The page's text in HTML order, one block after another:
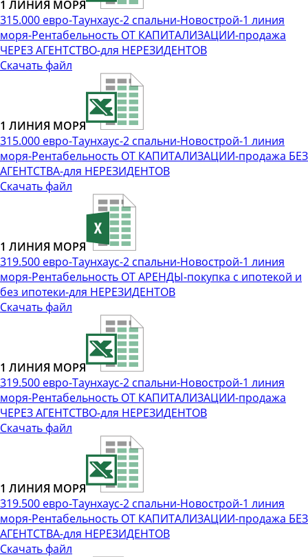
1 ЛИНИЯ МОРЯ
315.000 евро-Таунхаус-2 спальни-Новострой-1 линия
моря-Рентабельность ОТ КАПИТАЛИЗАЦИИ-продажа
ЧЕРЕЗ АГЕНТСТВО-для НЕРЕЗИДЕНТОВ
Скачать файл
1 ЛИНИЯ МОРЯ
315.000 евро-Таунхаус-2 спальни-Новострой-1 линия
моря-Рентабельность ОТ КАПИТАЛИЗАЦИИ-продажа БЕЗ
АГЕНТСТВА-для НЕРЕЗИДЕНТОВ
Скачать файл
1 ЛИНИЯ МОРЯ
319.500 евро-Таунхаус-2 спальни-Новострой-1 линия
моря-Рентабельность ОТ АРЕНДЫ-покупка с ипотекой и
без ипотеки-для НЕРЕЗИДЕНТОВ
Скачать файл
1 ЛИНИЯ МОРЯ
319.500 евро-Таунхаус-2 спальни-Новострой-1 линия
моря-Рентабельность ОТ КАПИТАЛИЗАЦИИ-продажа
ЧЕРЕЗ АГЕНТСТВО-для НЕРЕЗИДЕНТОВ
Скачать файл
1 ЛИНИЯ МОРЯ
319.500 евро-Таунхаус-2 спальни-Новострой-1 линия
моря-Рентабельность ОТ КАПИТАЛИЗАЦИИ-продажа БЕЗ
АГЕНТСТВА-для НЕРЕЗИДЕНТОВ
Скачать файл